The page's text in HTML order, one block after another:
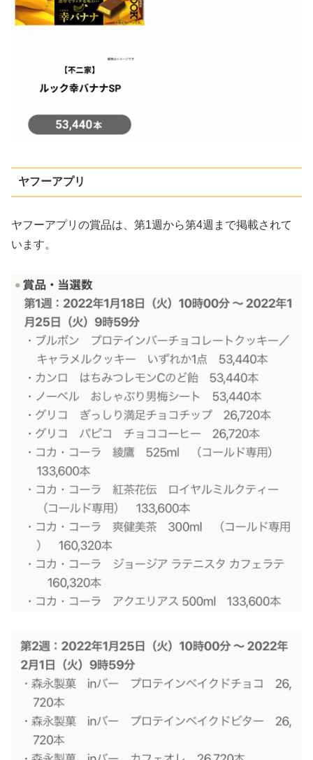
ヤフーアプリ
ヤフーアプリの賞品は、第1週から第4週まで掲載されて
います。